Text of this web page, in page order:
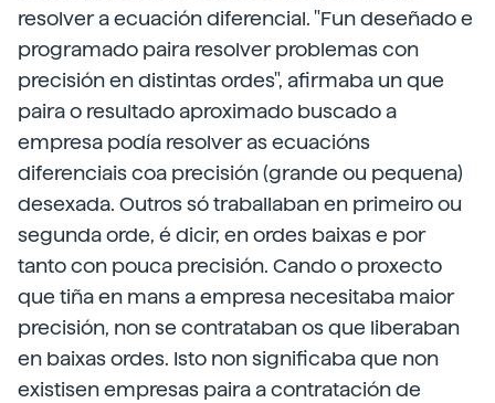
resolver a ecuación diferencial. "Fun deseñado e
programado paira resolver problemas con
precisión en distintas ordes", afirmaba un que
paira o resultado aproximado buscado a
empresa podía resolver as ecuacións
diferenciais coa precisión (grande ou pequena)
desexada. Outros só traballaban en primeiro ou
segunda orde, é dicir, en ordes baixas e por
tanto con pouca precisión. Cando o proxecto
que tiña en mans a empresa necesitaba maior
precisión, non se contrataban os que liberaban
en baixas ordes. Isto non significaba que non
existisen empresas paira a contratación de